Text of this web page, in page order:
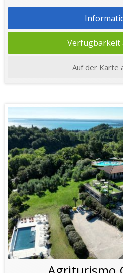
Verfügbarkeit
Auf der Karte